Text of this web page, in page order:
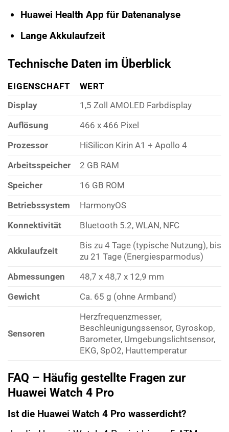
Huawei Health App für Datenanalyse
Lange Akkulaufzeit
Technische Daten im Überblick
EIGENSCHAFT
WERT
Display
1,5 Zoll AMOLED Farbdisplay
Auflösung
466 x 466 Pixel
Prozessor
HiSilicon Kirin A1 + Apollo 4
Arbeitsspeicher
2 GB RAM
Speicher
16 GB ROM
Betriebssystem
HarmonyOS
Konnektivität
Bluetooth 5.2, WLAN, NFC
Akkulaufzeit
Bis zu 4 Tage (typische Nutzung), bis
zu 21 Tage (Energiesparmodus)
Abmessungen
48,7 x 48,7 x 12,9 mm
Gewicht
Ca. 65 g (ohne Armband)
Sensoren
Herzfrequenzmesser,
Beschleunigungssensor, Gyroskop,
Barometer, Umgebungslichtsensor,
EKG, SpO2, Hauttemperatur
FAQ – Häufig gestellte Fragen zur
Huawei Watch 4 Pro
Ist die Huawei Watch 4 Pro wasserdicht?